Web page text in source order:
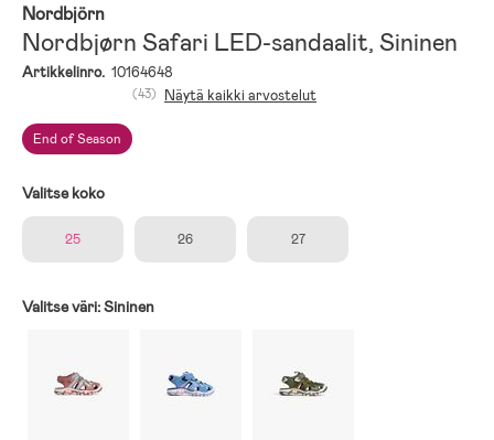
Nordbjörn
Nordbjørn Safari LED-sandaalit, Sininen
Artikkelinro. 10164648
End of Season
(43) Näytä kaikki arvostelut
Valitse koko
25 26 27
Valitse väri:Sininen